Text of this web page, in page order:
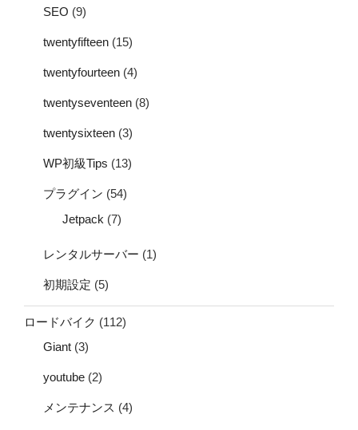
SEO (9)
twentyfifteen (15)
twentyfourteen (4)
twentyseventeen (8)
twentysixteen (3)
WP初級Tips (13)
プラグイン (54)
Jetpack (7)
レンタルサーバー (1)
初期設定 (5)
ロードバイク (112)
Giant (3)
youtube (2)
メンテナンス (4)